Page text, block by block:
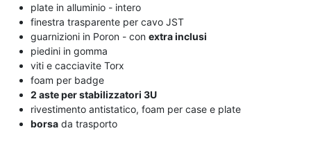
plate in alluminio - intero
finestra trasparente per cavo JST
guarnizioni in Poron - con extra inclusi
piedini in gomma
viti e cacciavite Torx
foam per badge
2 aste per stabilizzatori 3U
rivestimento antistatico, foam per case e plate
borsa da trasporto